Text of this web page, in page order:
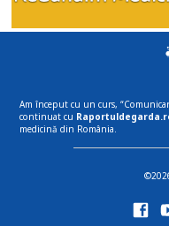
Am început cu un curs,
continuat cu
medicină din România.